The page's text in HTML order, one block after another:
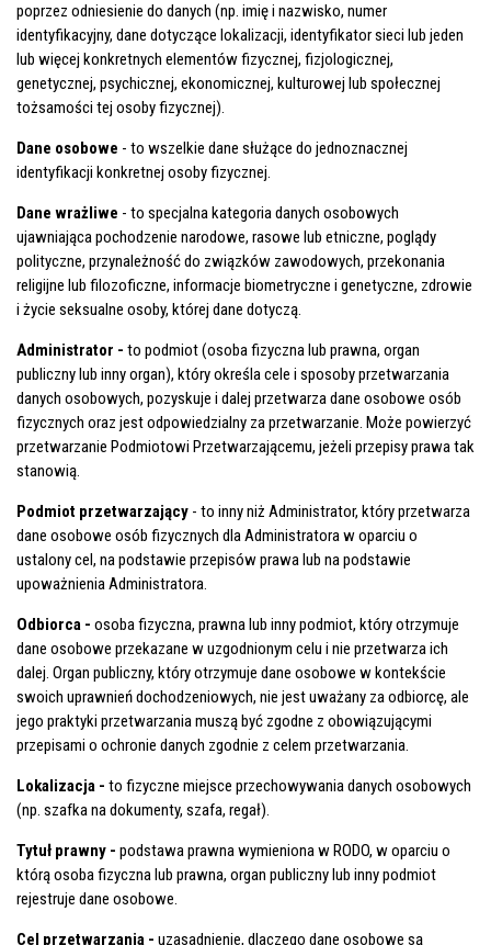
poprzez odniesienie do danych (np. imię i nazwisko, numer
identyfikacyjny, dane dotyczące lokalizacji, identyfikator sieci lub jeden
lub więcej konkretnych elementów fizycznej, fizjologicznej,
genetycznej, psychicznej, ekonomicznej, kulturowej lub społecznej
tożsamości tej osoby fizycznej).
Dane osobowe - to wszelkie dane służące do jednoznacznej
identyfikacji konkretnej osoby fizycznej.
Dane wrażliwe - to specjalna kategoria danych osobowych
ujawniająca pochodzenie narodowe, rasowe lub etniczne, poglądy
polityczne, przynależność do związków zawodowych, przekonania
religijne lub filozoficzne, informacje biometryczne i genetyczne, zdrowie
i życie seksualne osoby, której dane dotyczą.
Administrator - to podmiot (osoba fizyczna lub prawna, organ
publiczny lub inny organ), który określa cele i sposoby przetwarzania
danych osobowych, pozyskuje i dalej przetwarza dane osobowe osób
fizycznych oraz jest odpowiedzialny za przetwarzanie. Może powierzyć
przetwarzanie Podmiotowi Przetwarzającemu, jeżeli przepisy prawa tak
stanowią.
Podmiot przetwarzający - to inny niż Administrator, który przetwarza
dane osobowe osób fizycznych dla Administratora w oparciu o
ustalony cel, na podstawie przepisów prawa lub na podstawie
upoważnienia Administratora.
Odbiorca - osoba fizyczna, prawna lub inny podmiot, który otrzymuje
dane osobowe przekazane w uzgodnionym celu i nie przetwarza ich
dalej. Organ publiczny, który otrzymuje dane osobowe w kontekście
swoich uprawnień dochodzeniowych, nie jest uważany za odbiorcę, ale
jego praktyki przetwarzania muszą być zgodne z obowiązującymi
przepisami o ochronie danych zgodnie z celem przetwarzania.
Lokalizacja - to fizyczne miejsce przechowywania danych osobowych
(np. szafka na dokumenty, szafa, regał).
Tytuł prawny - podstawa prawna wymieniona w RODO, w oparciu o
którą osoba fizyczna lub prawna, organ publiczny lub inny podmiot
rejestruje dane osobowe.
Cel przetwarzania - uzasadnienie, dlaczego dane osobowe są